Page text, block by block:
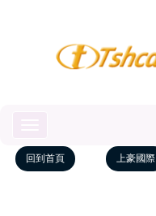
回到首頁 上豪國際